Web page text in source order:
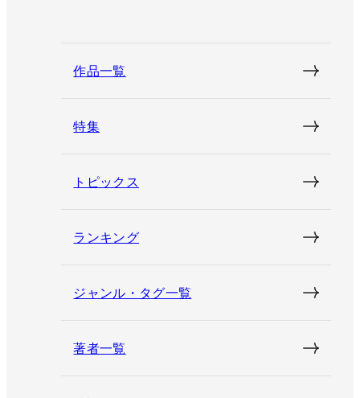
作品一覧
特集
トピックス
ランキング
ジャンル・タグ一覧
著者一覧